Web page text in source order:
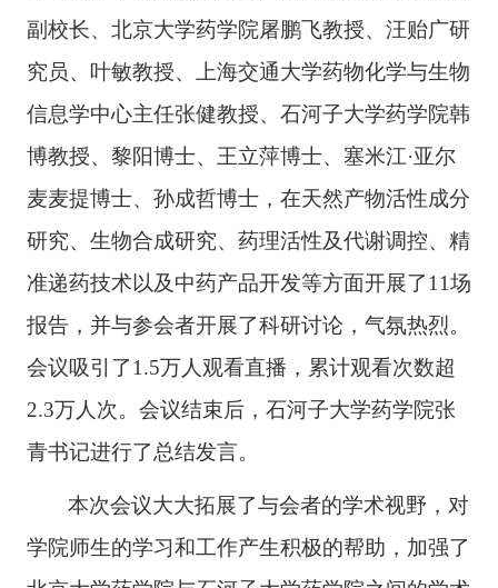
副校长、北京大学药学院屠鹏飞教授、汪贻广研
究员、叶敏教授、上海交通大学药物化学与生物
信息学中心主任张健教授、石河子大学药学院韩
博教授、黎阳博士、王立萍博士、塞米江·亚尔
麦麦提博士、孙成哲博士，在天然产物活性成分
研究、生物合成研究、药理活性及代谢调控、精
准递药技术以及中药产品开发等方面开展了11场
报告，并与参会者开展了科研讨论，气氛热烈。
会议吸引了1.5万人观看直播，累计观看次数超
2.3万人次。会议结束后，石河子大学药学院张
青书记进行了总结发言。
本次会议大大拓展了与会者的学术视野，对
学院师生的学习和工作产生积极的帮助，加强了